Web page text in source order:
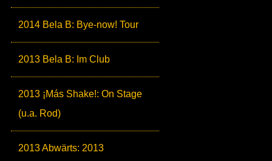
2014 Bela B: Bye-now! Tour
2013 Bela B: Im Club
2013 ¡Más Shake!: On Stage
(u.a. Rod)
2013 Abwärts: 2013